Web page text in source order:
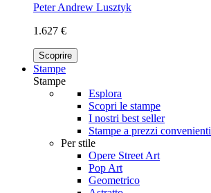
Peter Andrew Lusztyk
1.627 €
Scoprire
Stampe
Stampe
Esplora
Scopri le stampe
I nostri best seller
Stampe a prezzi convenienti
Per stile
Opere Street Art
Pop Art
Geometrico